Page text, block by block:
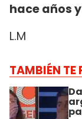
hace años
L.M
TAMBIÉN TE